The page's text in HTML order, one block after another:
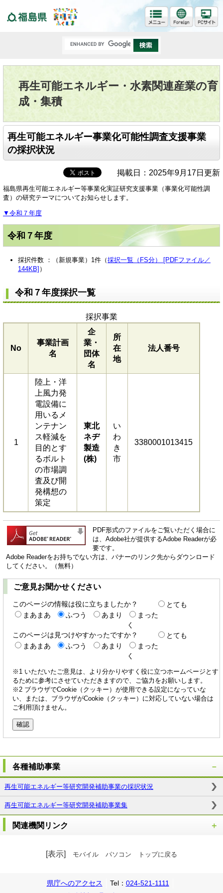
再生可能エネルギー・水素関連産業の育
成・集積
再生可能エネルギー事業化可能性調査支援事業
の採択状況
掲載日：2025年9月17日更新
福島県再生可能エネルギー等事業化実証研究支援事業（事業化可能性調
査）の研究テーマについてお知らせします。
▼令和７年度
令和７年度
採択件数 ：（新規事業）1件（採択一覧（FS分） [PDFファイル／
144KB] ）
令和７年度採択一覧
採択事業
No
事業計画
名
企
業・
団体
名
所
在
地
法人番号
1
陸上・洋
上風力発
電設備に
用いるメ
ンテナン
ス軽減を
目的とす
るボルト
の市場調
査及び開
発構想の
策定
東北
ネヂ
製造
(株)
い
わ
き
市
3380001013415
PDF形式のファイルをご覧いただく場合に
は、Adobe社が提供するAdobe Readerが必
要です。
Adobe Readerをお持ちでない方は、バナーのリンク先からダウンロード
してください。（無料）
ご意見お聞かせください
このページの情報は役に立ちましたか？
とても
まあまあ
ふつう あまり
まった
く
このページは見つけやすかったですか？
とても
まあまあ
ふつう あまり
まった
く
※1 いただいたご意見は、より分かりやすく役に立つホームページとす
るために参考にさせていただきますので、ご協力をお願いします。
※2 ブラウザでCookie（クッキー）が使用できる設定になっていな
い、または、ブラウザがCookie（クッキー）に対応していない場合は
ご利用頂けません。
各種補助事業
再生可能エネルギー等研究開発補助事業の採択状況
再生可能エネルギー等研究開発補助事業集
関連機関リンク
[表示] モバイル パソコン トップに戻る
県庁へのアクセス Tel： 024-521-1111